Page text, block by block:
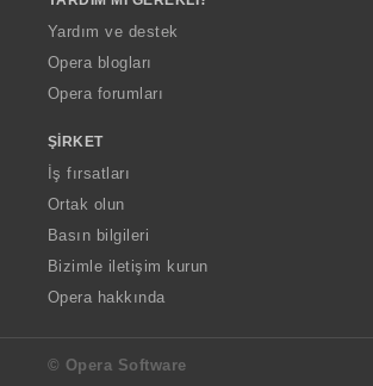
Yardım ve destek
Opera blogları
Opera forumları
ŞIRKET
İş fırsatları
Ortak olun
Basın bilgileri
Bizimle iletişim kurun
Opera hakkında
© Opera Software